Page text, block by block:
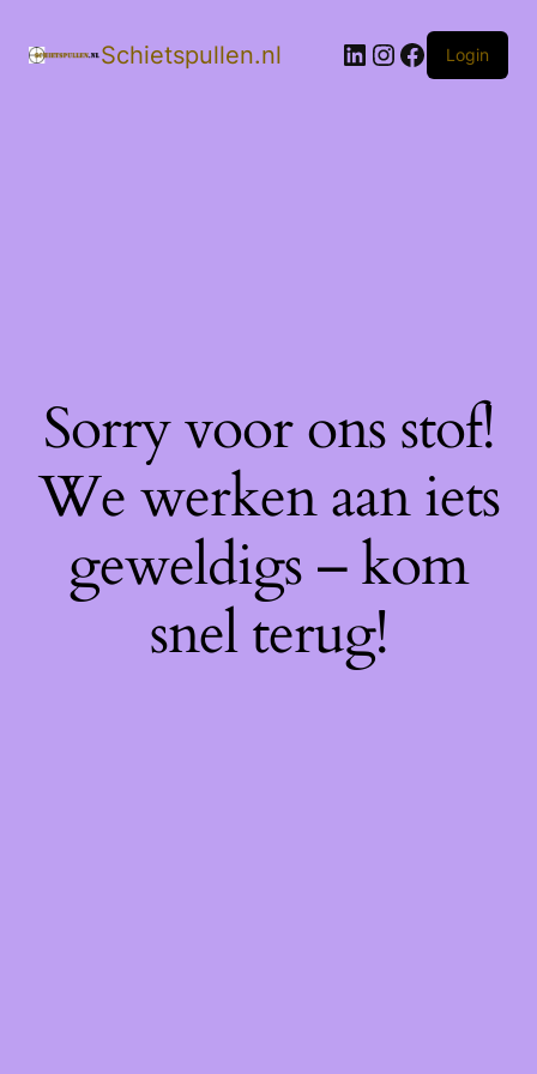
Schietspullen.nl LinkedIn
Instagram
Facebook
Login
Sorry voor ons stof!
We werken aan iets
geweldigs – kom
snel terug!